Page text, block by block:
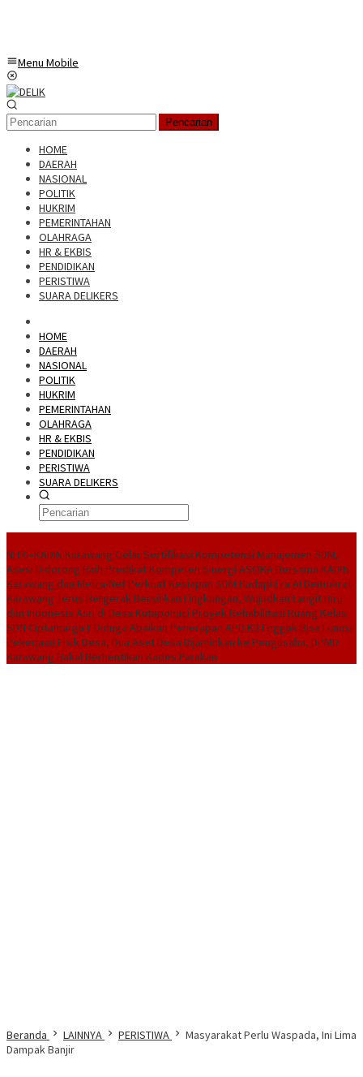
Menu Mobile
Pencarian
HOME
DAERAH
NASIONAL
POLITIK
HUKRIM
PEMERINTAHAN
OLAHRAGA
HR & EKBIS
PENDIDIKAN
PERISTIWA
SUARA DELIKERS
HOME
DAERAH
NASIONAL
POLITIK
HUKRIM
PEMERINTAHAN
OLAHRAGA
HR & EKBIS
PENDIDIKAN
PERISTIWA
SUARA DELIKERS
NHRI–KADIN Karawang Gelar Sertifikasi Kompetensi Manajemen SDM,
Asesi Didorong Raih Predikat Kompeten Sinergi ASOKA Bersama KADIN
Karawang dan Metra-Net Perkuat Kesiapan SDM Hadapi Era AI Demokrat
Karawang Terus Bergerak Bersihkan Lingkungan, Wujudkan Langit Biru
dan Indonesia Asri di Desa Kutapohaci Proyek Rehabilitasi Ruang Kelas
SDN Ciptamarga II Diduga Abaikan Penerapan APD K3 Enggak Bisa Lunasi
Pekerjaan Fisik Desa, Dua Aset Desa Dijaminkan ke Pengusaha, DPMD
Karawang Bakal Berhentikan Kades Parakan
Beranda LAINNYA PERISTIWA
Masyarakat Perlu Waspada, Ini Lima
Dampak Banjir